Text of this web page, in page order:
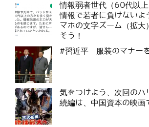
情報弱者世代（60代以上
情報で若者に負けないよ
マホの文字ズーム（拡大
そう！
#習近平 服装のマナー
気をつけよう、次回のハ
続編は、中国資本の映画